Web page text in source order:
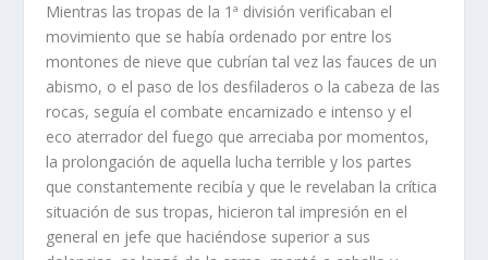
Mientras las tropas de la 1ª división verificaban el
movimiento que se habí­a ordenado por entre los
montones de nieve que cu­brí­an tal vez las fauces de un
abismo, o el paso de los desfiladeros o la cabeza de las
rocas, seguí­a el combate encarnizado e intenso y el
eco aterrador del fuego que arreciaba por momentos,
la pro­longación de aquella lucha terrible y los partes
que constantemente recibí­a y que le revelaban la crí­tica
situación de sus tropas, hicieron tal impresión en el
general en jefe que haciéndose superior a sus